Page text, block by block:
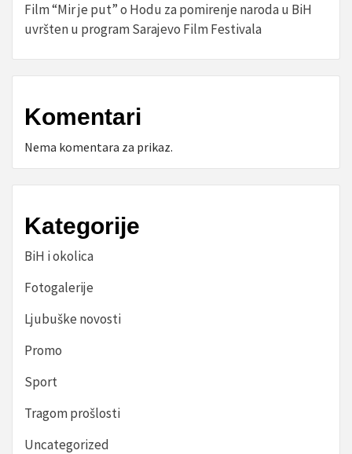
Film “Mir je put” o Hodu za pomirenje naroda u BiH
uvršten u program Sarajevo Film Festivala
Komentari
Nema komentara za prikaz.
Kategorije
BiH i okolica
Fotogalerije
Ljubuške novosti
Promo
Sport
Tragom prošlosti
Uncategorized